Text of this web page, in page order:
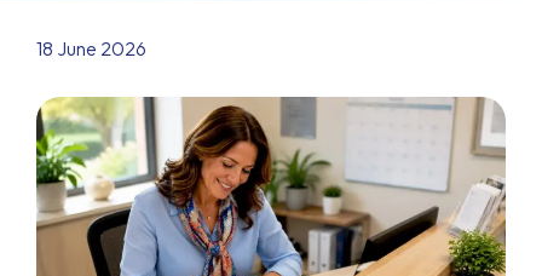
18 June 2026